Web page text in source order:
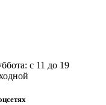
с 11 до 19